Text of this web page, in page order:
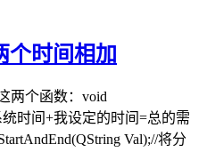
个时间相加
两个函数：void
统时间+我设定的时间=总的需
Val);//将分